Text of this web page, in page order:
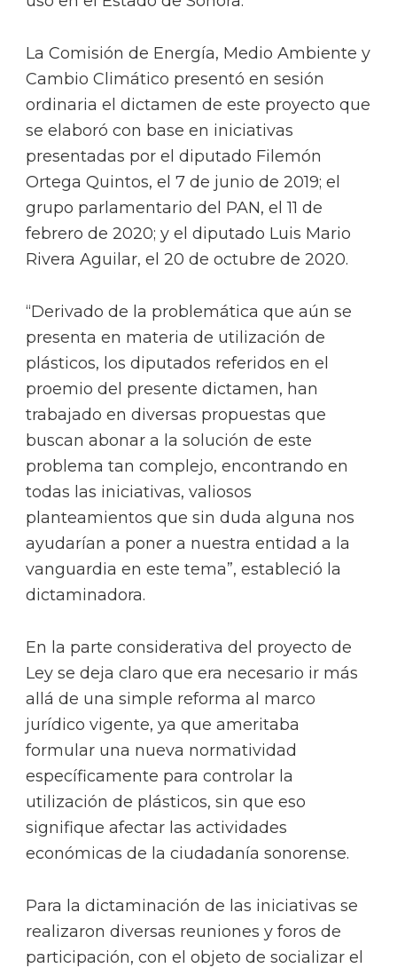
La Comisión de Energía, Medio Ambiente y
Cambio Climático presentó en sesión
ordinaria el dictamen de este proyecto que
se elaboró con base en iniciativas
presentadas por el diputado Filemón
Ortega Quintos, el 7 de junio de 2019; el
grupo parlamentario del PAN, el 11 de
febrero de 2020; y el diputado Luis Mario
Rivera Aguilar, el 20 de octubre de 2020.
“Derivado de la problemática que aún se
presenta en materia de utilización de
plásticos, los diputados referidos en el
proemio del presente dictamen, han
trabajado en diversas propuestas que
buscan abonar a la solución de este
problema tan complejo, encontrando en
todas las iniciativas, valiosos
planteamientos que sin duda alguna nos
ayudarían a poner a nuestra entidad a la
vanguardia en este tema”, estableció la
dictaminadora.
En la parte considerativa del proyecto de
Ley se deja claro que era necesario ir más
allá de una simple reforma al marco
jurídico vigente, ya que ameritaba
formular una nueva normatividad
específicamente para controlar la
utilización de plásticos, sin que eso
signifique afectar las actividades
económicas de la ciudadanía sonorense.
Para la dictaminación de las iniciativas se
realizaron diversas reuniones y foros de
participación, con el objeto de socializar el